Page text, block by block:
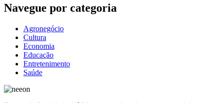
Navegue por categoria
Agronegócio
Cultura
Economia
Educação
Entretenimento
Saúde